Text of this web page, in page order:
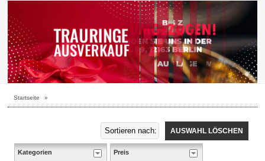
Startseite »
AUSWAHL LÖSCHEN
Kategorien Preis